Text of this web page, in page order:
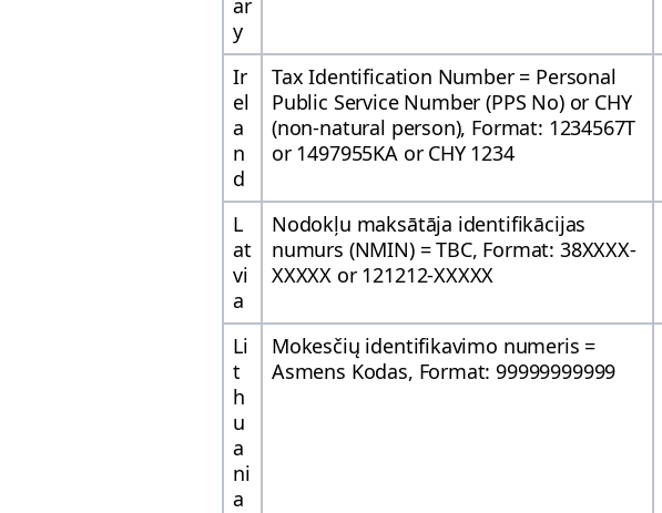
ar
y
Ir
el
a
n
d
Tax Identification Number = Personal
Public Service Number (PPS No) or CHY
(non-natural person), Format: 1234567T
or 1497955KA or CHY 1234
L
at
vi
a
Nodokļu maksātāja identifikācijas
numurs (NMIN) = TBC, Format: 38XXXX-
XXXXX or 121212-XXXXX
Li
t
h
u
a
ni
a
Mokesčių identifikavimo numeris =
Asmens Kodas, Format: 99999999999